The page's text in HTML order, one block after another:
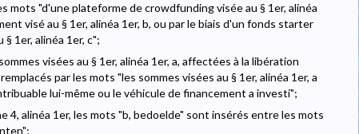
mots "d'une plateforme de crowdfunding visée au § 1er, alinéa
visé au § 1er, alinéa 1er, b, ou par le biais d'un fonds starter
1er, alinéa 1er, c";
visées au § 1er, alinéa 1er, a, affectées à la libération
par les mots "les sommes visées au § 1er, alinéa 1er, a
lui-même ou le véhicule de financement a investi";
4, alinéa 1er, les mots "b, bedoelde" sont insérés entre les mots